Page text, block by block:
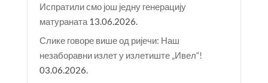
Испратили смо још једну генерацију
матураната 13.06.2026.
Слике говоре више од ријечи: Наш
незаборавни излет у излетиште „Ивел“!
03.06.2026.